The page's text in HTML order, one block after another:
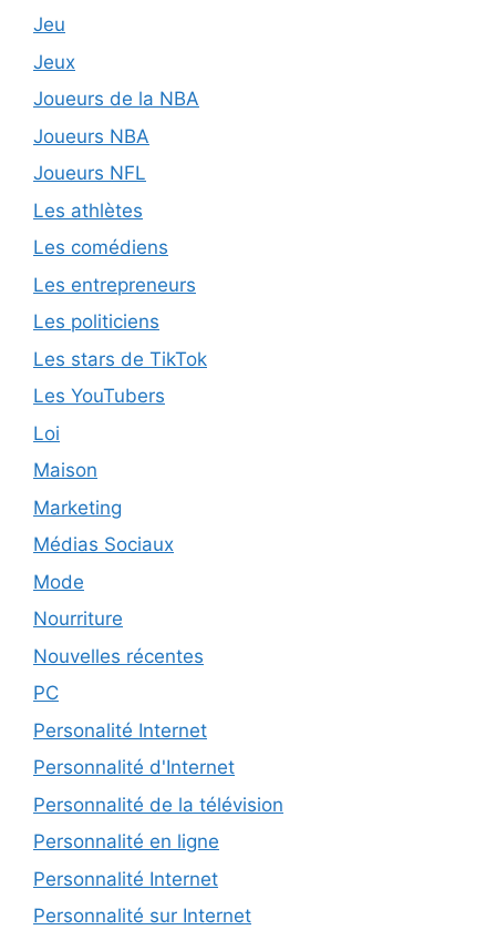
Jeu
Jeux
Joueurs de la NBA
Joueurs NBA
Joueurs NFL
Les athlètes
Les comédiens
Les entrepreneurs
Les politiciens
Les stars de TikTok
Les YouTubers
Loi
Maison
Marketing
Médias Sociaux
Mode
Nourriture
Nouvelles récentes
PC
Personalité Internet
Personnalité d'Internet
Personnalité de la télévision
Personnalité en ligne
Personnalité Internet
Personnalité sur Internet